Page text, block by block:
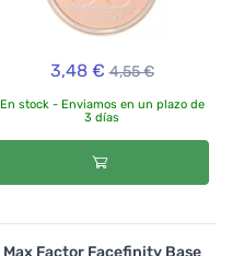
3,48 € 4,55 €
En stock - Enviamos en un plazo de
3 días
Max Factor Facefinity Base